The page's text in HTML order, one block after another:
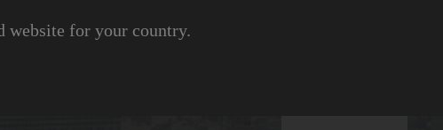
website for your country.